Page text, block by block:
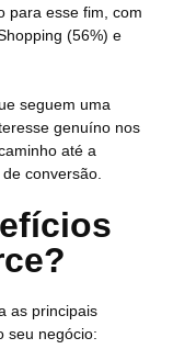
para esse fim, com
(56%) e
seguem uma
genuíno nos
até a
conversão.
as principais
seu negócio: